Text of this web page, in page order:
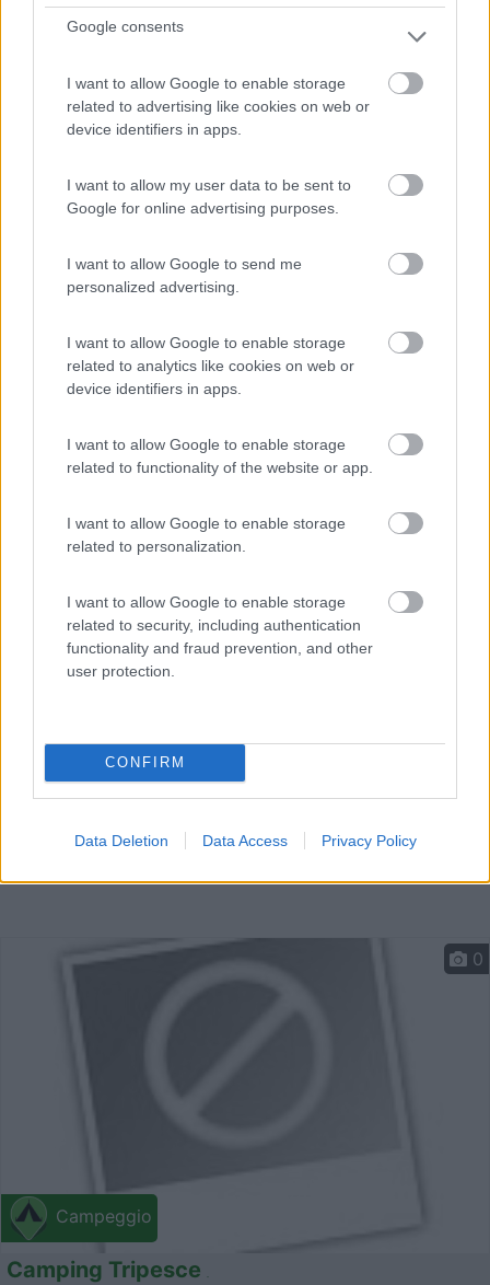
Google consents
I want to allow Google to enable storage
related to advertising like cookies on web or
device identifiers in apps.
I want to allow my user data to be sent to
Google for online advertising purposes.
I want to allow Google to send me
personalized advertising.
I want to allow Google to enable storage
related to analytics like cookies on web or
device identifiers in apps.
I want to allow Google to enable storage
related to functionality of the website or app.
I want to allow Google to enable storage
related to personalization.
I want to allow Google to enable storage
related to security, including authentication
functionality and fraud prevention, and other
user protection.
CONFIRM
Data Deletion Data Access Privacy Policy
Campeggio
Camping Village Casa dei Prati
0
La struttura con bungalow, appartamenti e area
Capoliveri (Isola d'Elba) (LI) - 71.6km
Lacona n.12
Campeggio
0
Camping Tripesce